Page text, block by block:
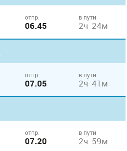
отпр.
06.45
в пути
2ч 24м
отпр.
07.05
в пути
2ч 41м
отпр.
07.20
в пути
2ч 59м